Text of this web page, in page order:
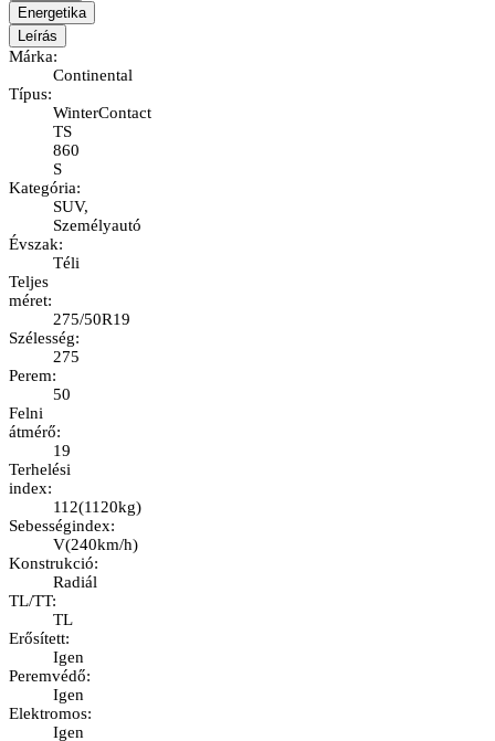
Energetika
Leírás
Márka:
Continental
Típus:
WinterContact
TS
860
S
Kategória:
SUV,
Személyautó
Évszak:
Téli
Teljes
méret:
275/50R19
Szélesség:
275
Perem:
50
Felni
átmérő:
19
Terhelési
index:
112(1120kg)
Sebességindex:
V(240km/h)
Konstrukció:
Radiál
TL/TT:
TL
Erősített:
Igen
Peremvédő:
Igen
Elektromos:
Igen